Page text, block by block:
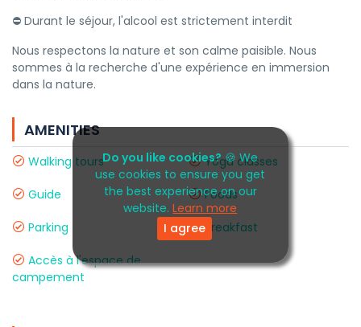
Do you like cookies?🍪 We
use cookies to ensure you get
the best experience on our
website.Learn more
I agree
⛔ Durant le séjour, l'alcool est strictement interdit
Nous respectons la nature et son calme paisible. Nous
sommes à la recherche d'une expérience en immersion
dans la nature.
AMENITIES
Walking tours Yoga classes
Guide Foods
Parking Breakfast
Accès à l'espace de
campement